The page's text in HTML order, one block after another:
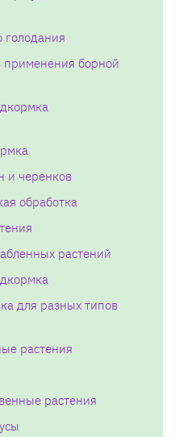
применения борной
и черенков
обработка
растений
для разных типов
растения
растения